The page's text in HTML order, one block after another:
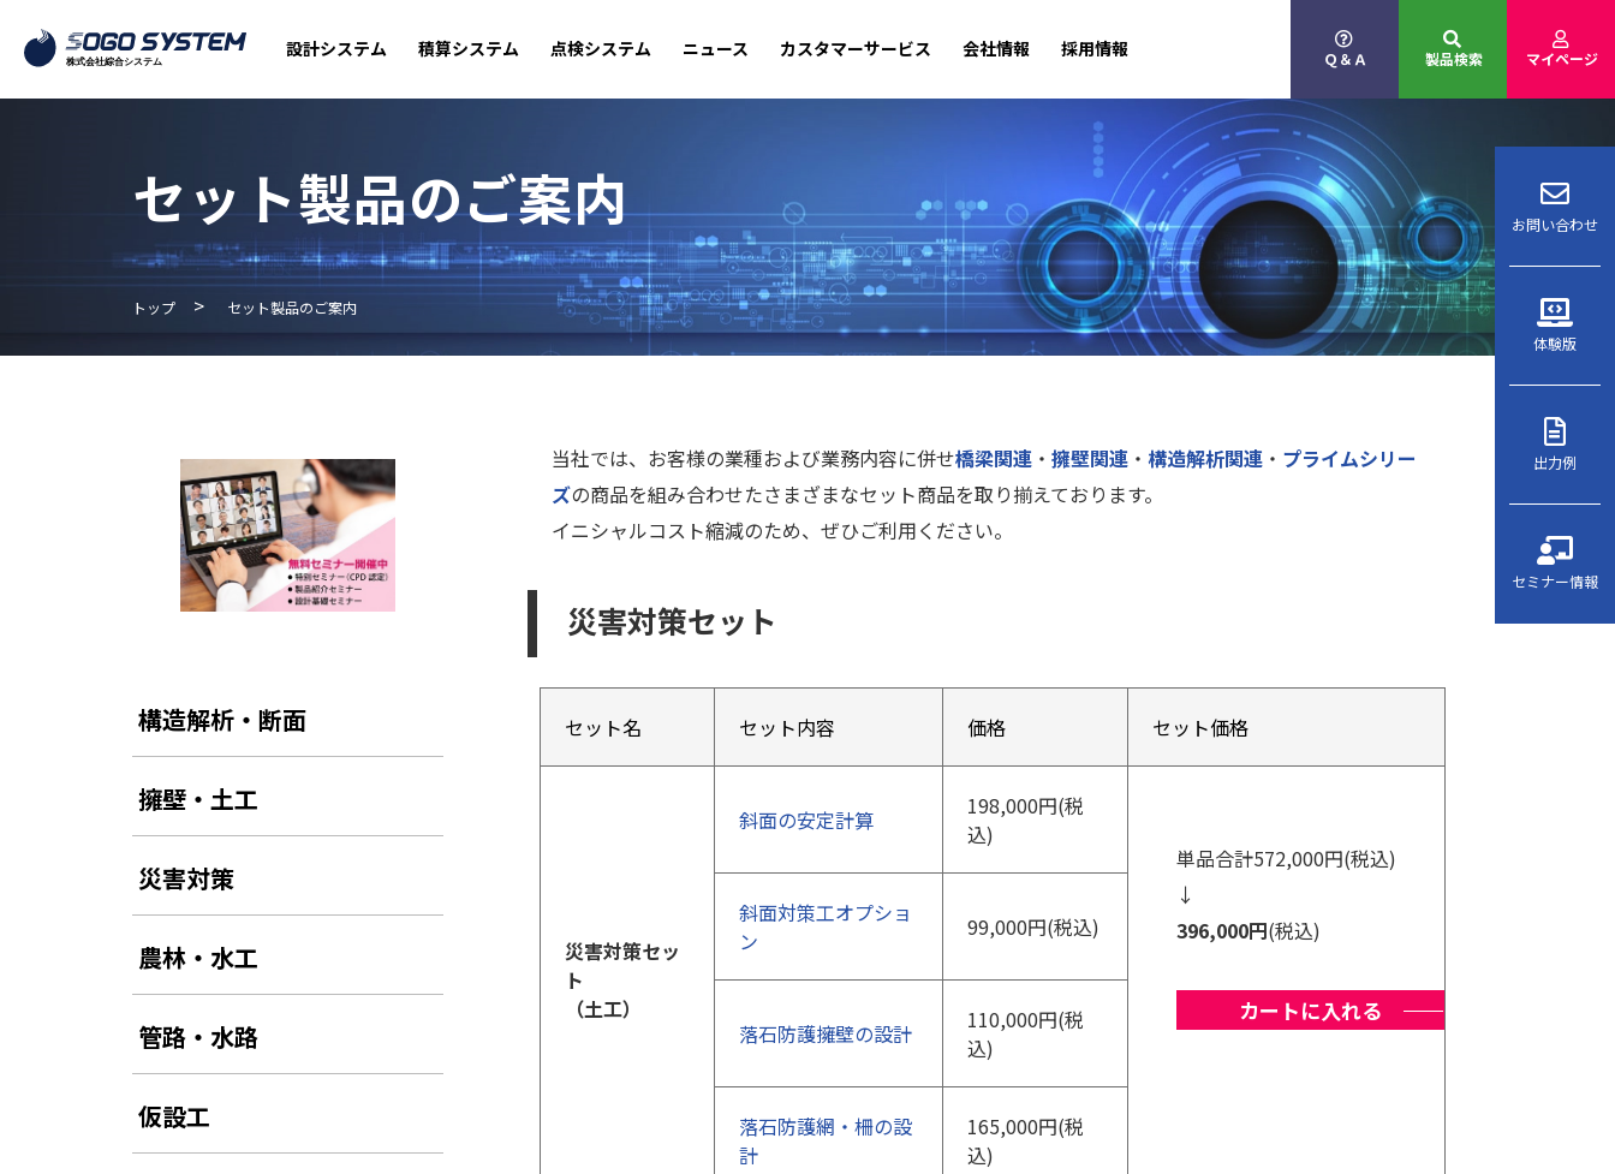
設計システム 積算システム 点検システム ニュース カスタマーサービス 会社情報 採用情報 Ｑ＆Ａ 製品検索 マイページ
お問い合わせ
体験版
出力例
セミナー情報
セット製品のご案内
トップ > セット製品のご案内
当社では、お客様の業種および業務内容に併せ橋梁関連 ・擁壁関連 ・構造解析関連 ・ プライムシリー
ズの商品を組み合わせたさまざまなセット商品を取り揃えております。
イニシャルコスト縮減のため、ぜひご利用ください。
災害対策セット
セット名 セット内容 価格 セット価格
災害対策セッ
ト
（土工）
斜面の安定計算
198,000円(税
込)
単品合計572,000円(税込)
↓
396,000円(税込)
カートに入れる
斜面対策工オプショ
ン
99,000円(税込)
落石防護擁壁の設計
110,000円(税
込)
落石防護網・柵の設
計
165,000円(税
込)
構造解析・断面
擁壁・土工
災害対策
農林・水工
管路・水路
仮設工